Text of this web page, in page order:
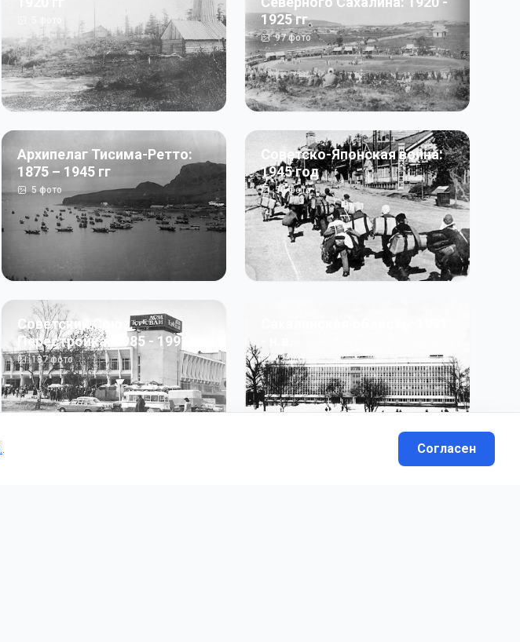
1925 гг
97фото
Архипелаг Тисима-Ретто:
1875 – 1945 гг
5фото
Советско-Японская война:
1945 год
50фото
Советский Союз.
Перестройка: 1985 - 1991 гг
187фото 13фото
Согласен